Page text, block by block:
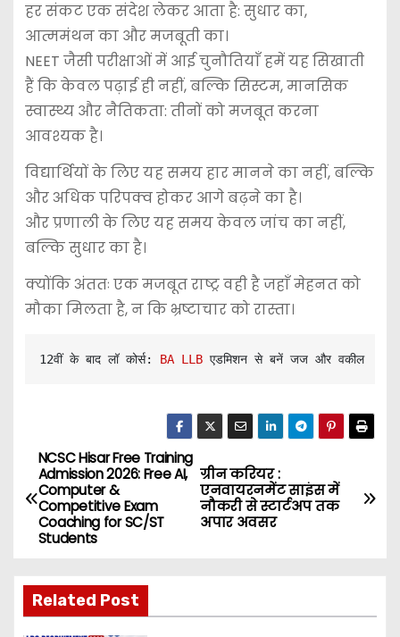
हर संकट एक संदेश लेकर आता है: सुधार का,
आत्ममंथन का और मजबूती का।
NEET जैसी परीक्षाओं में आई चुनौतियाँ हमें यह सिखाती
हैं कि केवल पढ़ाई ही नहीं, बल्कि सिस्टम, मानसिक
स्वास्थ्य और नैतिकता: तीनों को मजबूत करना
आवश्यक है।
विद्यार्थियों के लिए यह समय हार मानने का नहीं, बल्कि
और अधिक परिपक्व होकर आगे बढ़ने का है।
और प्रणाली के लिए यह समय केवल जांच का नहीं,
बल्कि सुधार का है।
क्योंकि अंततः एक मजबूत राष्ट्र वही है जहाँ मेहनत को
मौका मिलता है, न कि भ्रष्टाचार को रास्ता।
12वीं के बाद लॉ कोर्स: BA LLB एडमिशन से बनें जज और वकील
P
o
s
t
n
ग्रीन करियर :
एनवायरनमेंट साइंस में
नौकरी से स्टार्टअप तक
अपार अवसर
NCSC Hisar Free Training
Admission 2026: Free AI,
Computer &
Competitive Exam
Coaching for SC/ST
Students
Related Post